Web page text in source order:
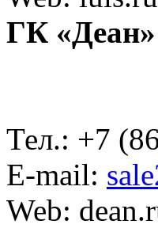
ГК «Деан»
Тел.: +7
E-mail:
Web: